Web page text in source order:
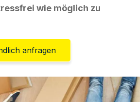
wie möglich zu
anfragen